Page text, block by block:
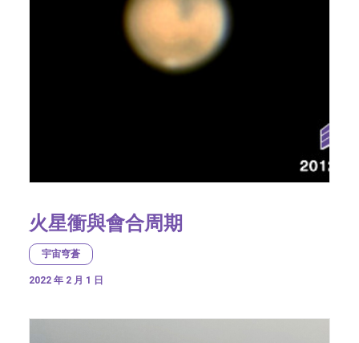
火星衝與會合周期
宇宙穹蒼
2022 年 2 月 1 日